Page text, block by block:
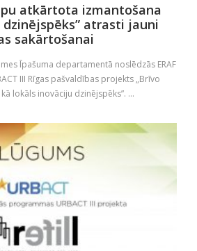
atkārtota izmantošana
atrasti jauni
sakārtošanai
Īpašuma departamentā noslēdzās ERAF
III Rīgas pašvaldības projekts „Brīvo
lokāls inovāciju dzinējspēks”. ...